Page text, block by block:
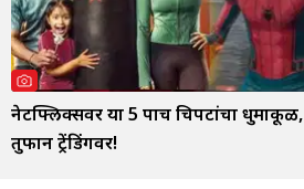
नेटफ्लिक्सवर या 5 पाच चित्रपटांचा धुमाकूळ,
तुफान ट्रेंडिंगवर!